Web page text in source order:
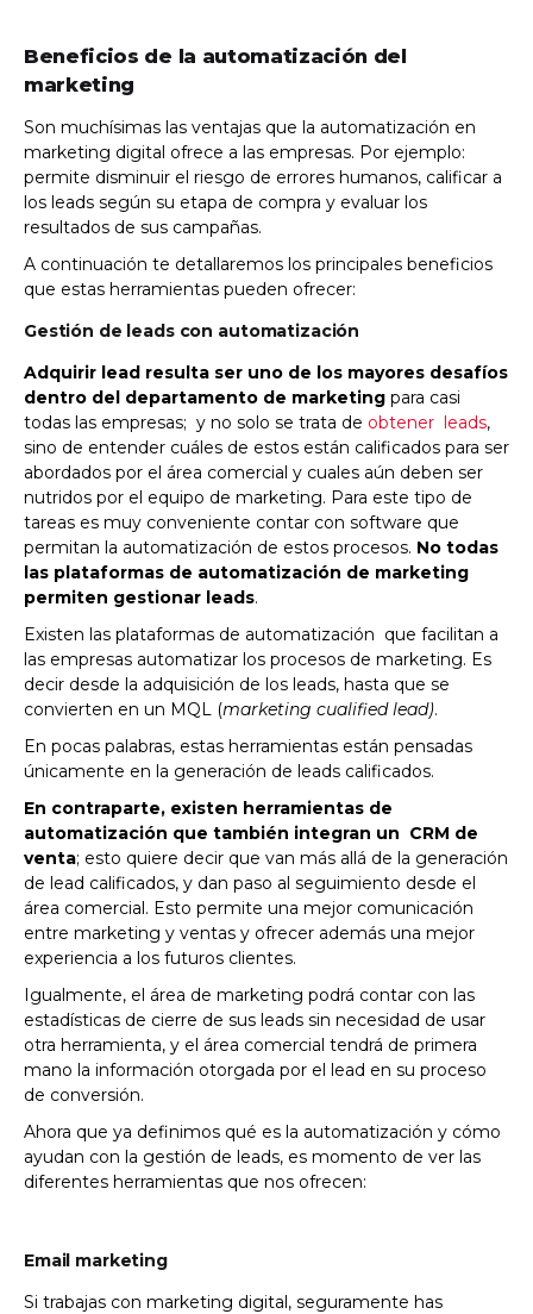
Beneficios de la automatización del
marketing
Son muchísimas las ventajas que la automatización en
marketing digital ofrece a las empresas. Por ejemplo:
permite disminuir el riesgo de errores humanos, calificar a
los leads según su etapa de compra y evaluar los
resultados de sus campañas.
A continuación te detallaremos los principales beneficios
que estas herramientas pueden ofrecer:
Gestión de leads con automatización
Adquirir lead resulta ser uno de los mayores desafíos
dentro del departamento de marketing para casi
todas las empresas; y no solo se trata de obtener leads,
sino de entender cuáles de estos están calificados para ser
abordados por el área comercial y cuales aún deben ser
nutridos por el equipo de marketing. Para este tipo de
tareas es muy conveniente contar con software que
permitan la automatización de estos procesos. No todas
las plataformas de automatización de marketing
permiten gestionar leads.
Existen las plataformas de automatización que facilitan a
las empresas automatizar los procesos de marketing. Es
decir desde la adquisición de los leads, hasta que se
convierten en un MQL (marketing cualified lead).
En pocas palabras, estas herramientas están pensadas
únicamente en la generación de leads calificados.
En contraparte, existen herramientas de
automatización que también integran un CRM de
venta; esto quiere decir que van más allá de la generación
de lead calificados, y dan paso al seguimiento desde el
área comercial. Esto permite una mejor comunicación
entre marketing y ventas y ofrecer además una mejor
experiencia a los futuros clientes.
Igualmente, el área de marketing podrá contar con las
estadísticas de cierre de sus leads sin necesidad de usar
otra herramienta, y el área comercial tendrá de primera
mano la información otorgada por el lead en su proceso
de conversión.
Ahora que ya definimos qué es la automatización y cómo
ayudan con la gestión de leads, es momento de ver las
diferentes herramientas que nos ofrecen:
Email marketing
Si trabajas con marketing digital, seguramente has